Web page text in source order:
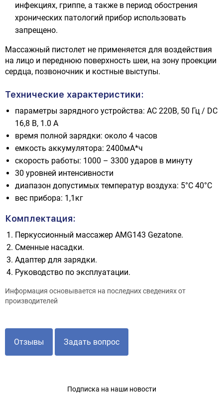
инфекциях, гриппе, а также в период обострения
хронических патологий прибор использовать
запрещено.
Массажный пистолет не применяется для воздействия
на лицо и переднюю поверхность шеи, на зону проекции
сердца, позвоночник и костные выступы.
Технические характеристики:
параметры зарядного устройства: АС 220В, 50 Гц / DC
16,8 B, 1.0 A
время полной зарядки: около 4 часов
емкость аккумулятора: 2400мА*ч
скорость работы: 1000 – 3300 ударов в минуту
30 уровней интенсивности
диапазон допустимых температур воздуха: 5°C 40°C
вес прибора: 1,1кг
Комплектация:
Перкуссионный массажер AMG143 Gezatone.
Сменные насадки.
Адаптер для зарядки.
Руководство по эксплуатации.
Информация основывается на последних сведениях от
производителей
Отзывы Задать вопрос
Подписка на наши новости